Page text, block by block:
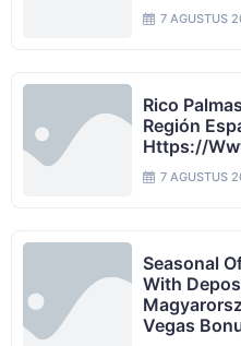
7 AGUSTUS
Rico
Región
Https://
7 AGUSTUS
Seasonal
With
Vegas